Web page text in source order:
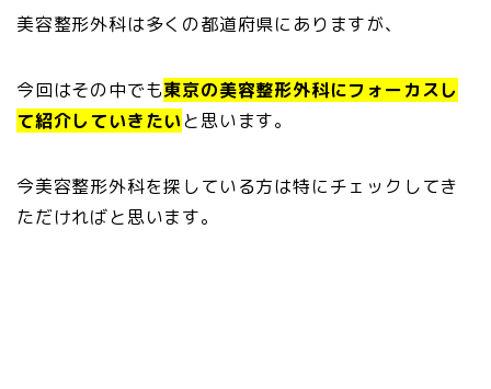
美容整形外科は多くの都道府県にありますが、
今回はその中でも東京の美容整形外科にフォーカスし
て紹介していきたいと思います。
今美容整形外科を探している方は特にチェックしてき
ただければと思います。